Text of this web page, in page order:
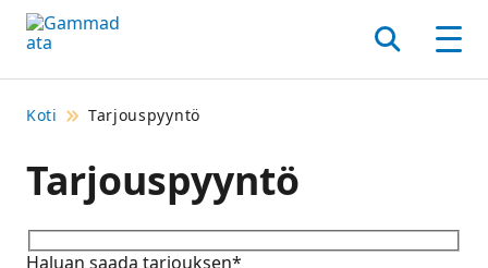
Siirry
pääsisältöönt
Hae
Koti Tarjouspyyntö
Tarjouspyyntö
Haluan saada tarjouksen*